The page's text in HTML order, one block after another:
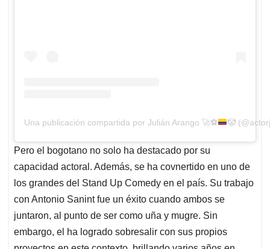
Una publicación compartida por Julián Arango 🚀⚽️ 🤡
Pero el bogotano no solo ha destacado por su
capacidad actoral. Además, se ha covnertido en uno de
los grandes del Stand Up Comedy en el país. Su trabajo
con Antonio Sanint fue un éxito cuando ambos se
juntaron, al punto de ser como uña y mugre. Sin
embargo, el ha logrado sobresalir con sus propios